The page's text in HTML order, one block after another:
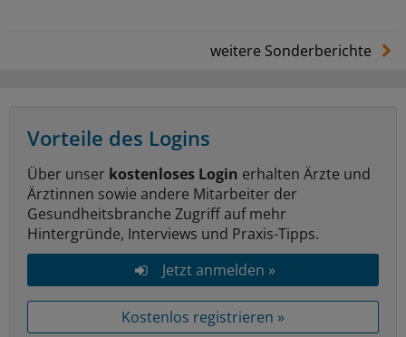
weitere Sonderberichte
Vorteile des Logins
Über unser kostenloses Login erhalten Ärzte und
Ärztinnen sowie andere Mitarbeiter der
Gesundheitsbranche Zugriff auf mehr
Hintergründe, Interviews und Praxis-Tipps.
Jetzt anmelden »
Kostenlos registrieren »